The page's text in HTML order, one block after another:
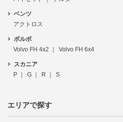
ベンツ
アクトロス
ボルボ
Volvo FH 4x2
Volvo FH 6x4
スカニア
P
G R S
エリアで探す